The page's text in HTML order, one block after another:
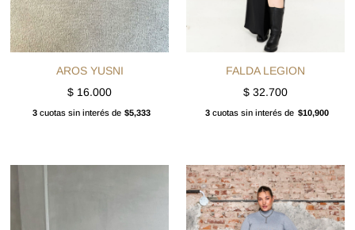
AROS YUSNI
$ 16.000
3cuotas sin interés de $5,333
FALDA LEGION
$32.700
3 cuotas sin interés de $10,900